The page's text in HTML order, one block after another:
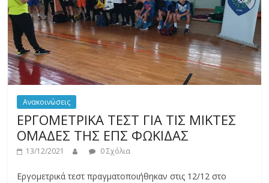
Ανακοινώσεις
ΕΡΓΟΜΕΤΡΙΚΑ ΤΕΣΤ ΓΙΑ ΤΙΣ ΜΙΚΤΕΣ
ΟΜΑΔΕΣ ΤΗΣ ΕΠΣ ΦΩΚΙΔΑΣ
13/12/2021 0 Σχόλια
Εργομετρικά τεστ πραγματοποιήθηκαν στις 12/12 στο